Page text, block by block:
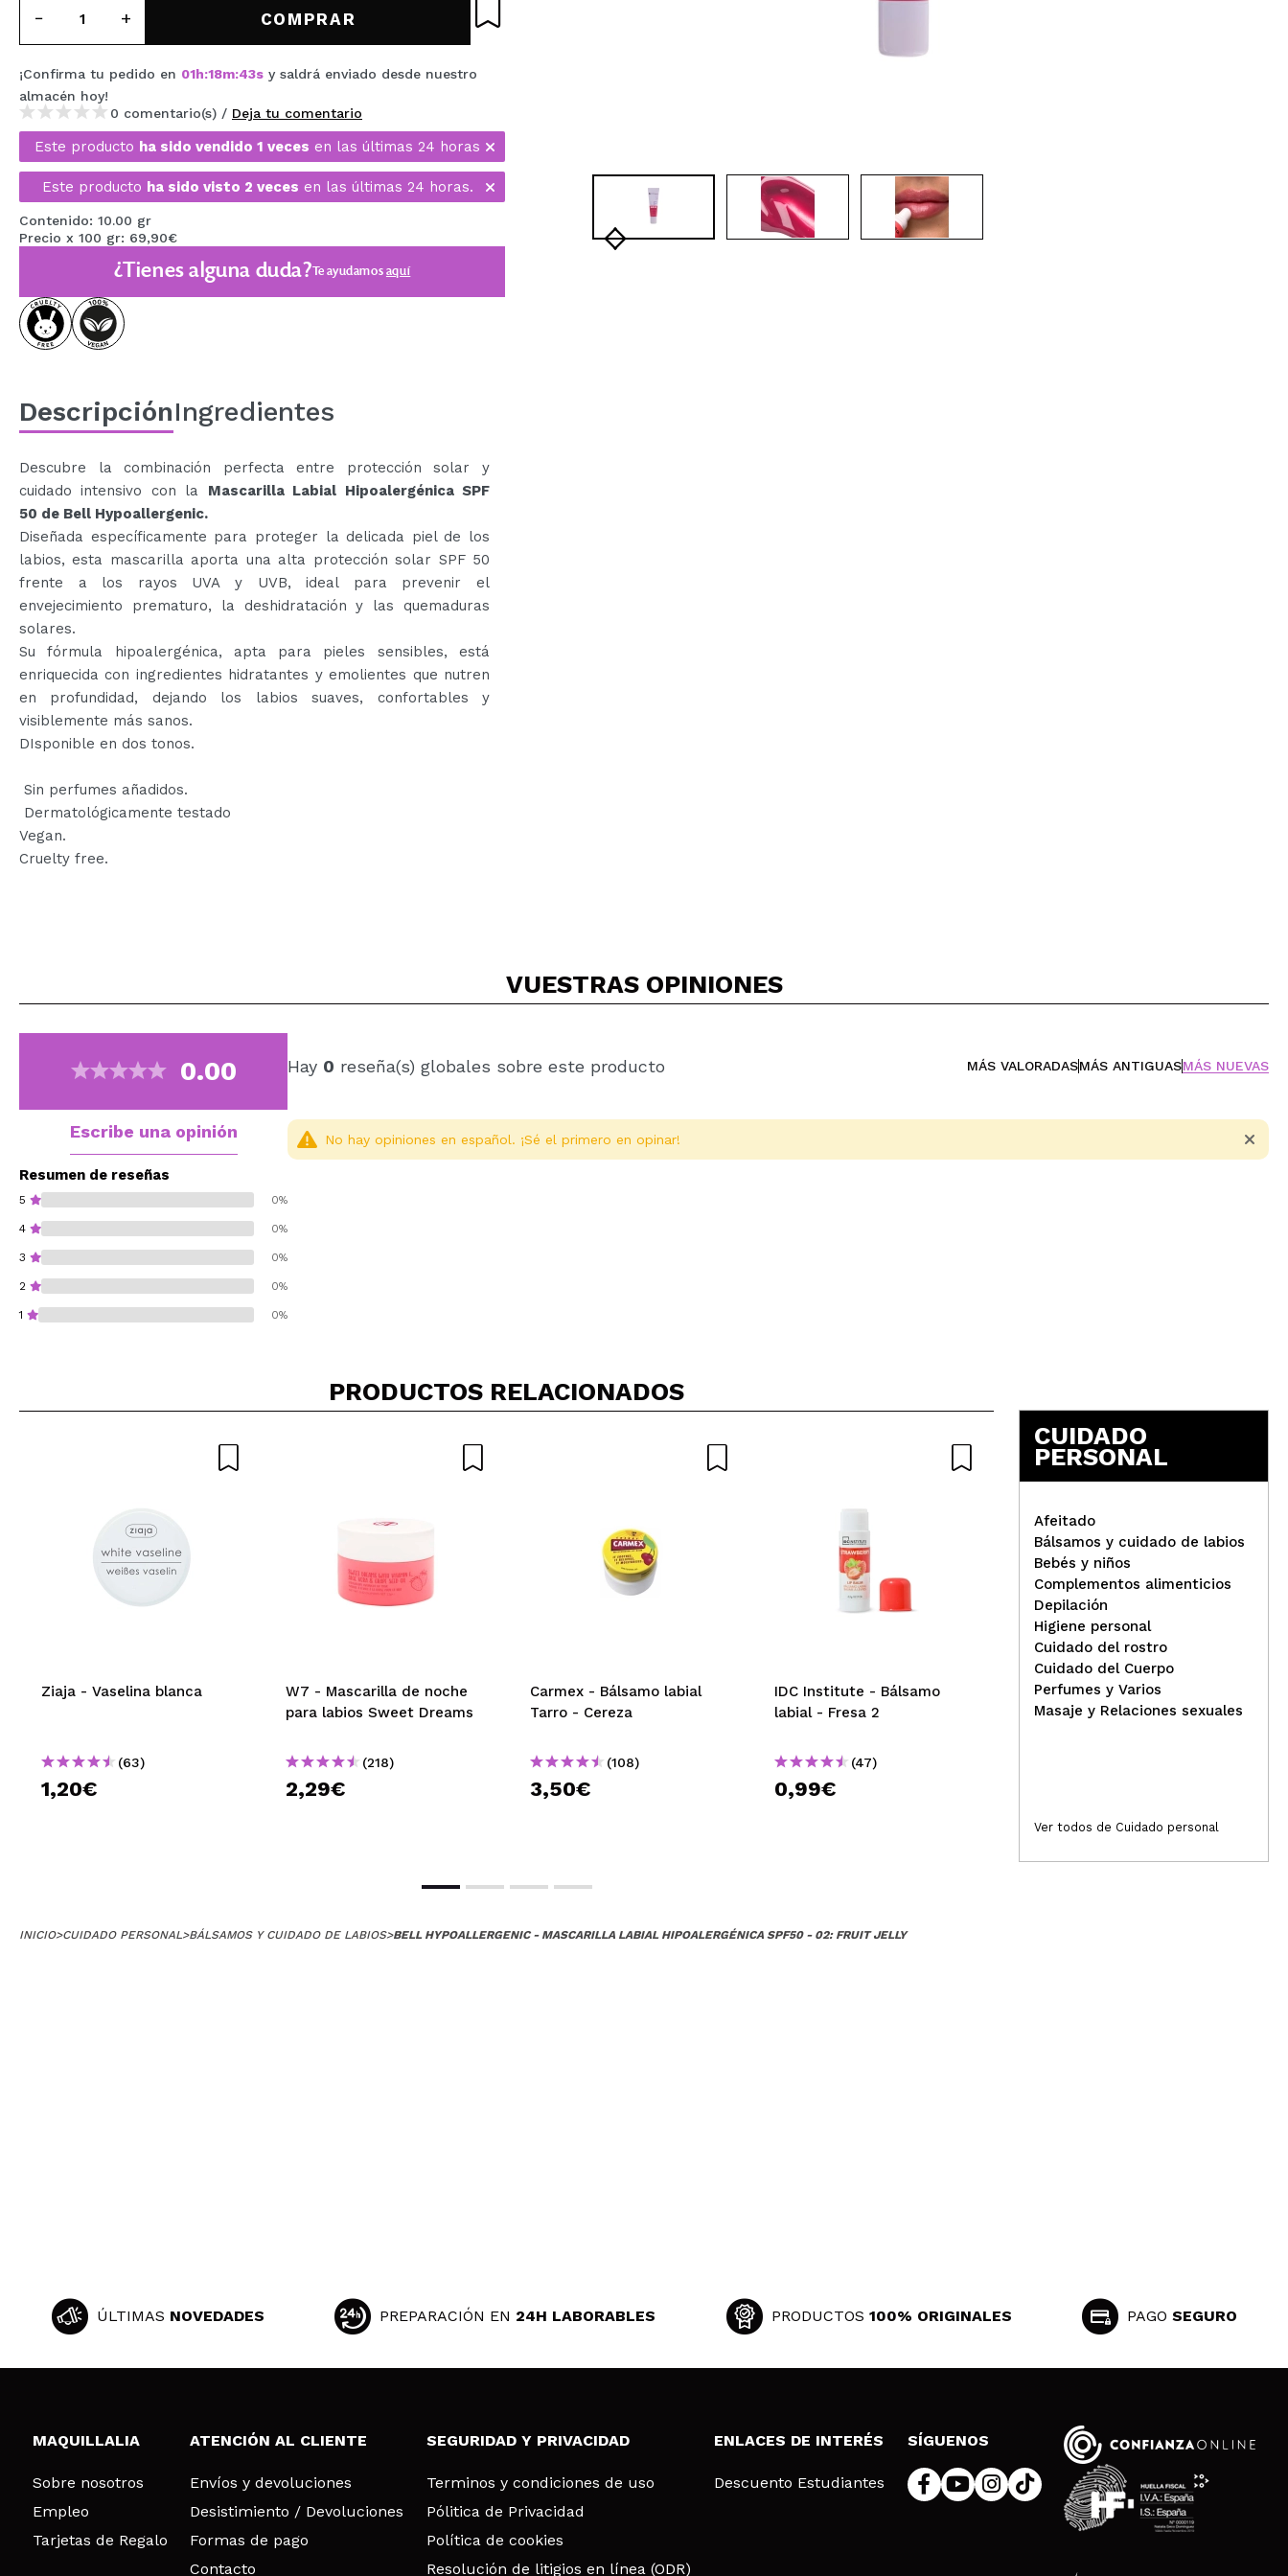
MAQUIFARMA
TRAVEL SIZE
NATURE
OFERTAS
OUTLET
¡HAN VUELTO!
PRÓXIMAMENTE
BLOG
CREAR CUENTA
COMPRAR
¡Confirma tu pedido en 01h:18m:43s y saldrá enviado desde nuestro
almacén hoy!
0 comentario(s) / Deja tu comentario
Este producto ha sido vendido 1 veces en las últimas 24 horas
Este producto ha sido visto 2 veces en las últimas 24 horas.
Contenido: 10.00 gr
Precio x 100 gr: 69,90€
¿Tienes alguna duda?Te ayudamosaquí
DescripciónIngredientes
Descubre la combinación perfecta entre protección solar y
cuidado intensivo con la Mascarilla Labial Hipoalergénica SPF
50 de Bell Hypoallergenic.
Diseñada específicamente para proteger la delicada piel de los
labios, esta mascarilla aporta una alta protección solar SPF 50
frente a los rayos UVA y UVB, ideal para prevenir el
envejecimiento prematuro, la deshidratación y las quemaduras
solares.
Su fórmula hipoalergénica, apta para pieles sensibles, está
enriquecida con ingredientes hidratantes y emolientes que nutren
en profundidad, dejando los labios suaves, confortables y
visiblemente más sanos.
DIsponible en dos tonos.
Sin perfumes añadidos.
Dermatológicamente testado
Vegan.
Cruelty free.
VUESTRAS OPINIONES
0.00
Escribe una opinión
Resumen de reseñas
5 0%
4 0%
3 0%
2 0%
1 0%
Hay 0 reseña(s) globales sobre este producto MÁS VALORADASMÁS ANTIGUASMÁS NUEVAS
No hay opiniones en español. ¡Sé el primero en opinar!
PRODUCTOS RELACIONADOS
Ziaja - Vaselina blanca
(63)
1,20€
W7 - Mascarilla de noche
para labios Sweet Dreams
(218)
2,29€
Carmex - Bálsamo labial
Tarro - Cereza
(108)
3,50€
IDC Institute - Bálsamo
labial - Fresa 2
(47)
0,99€
IDC Institute - Bálsamo
labial - Coco 2
CUIDADO
PERSONAL
Afeitado
Bálsamos y cuidado de labios
Bebés y niños
Complementos alimenticios
Depilación
Higiene personal
Cuidado del rostro
Cuidado del Cuerpo
Perfumes y Varios
Masaje y Relaciones sexuales
Ver todos de Cuidado personal
INICIO>CUIDADO PERSONAL >BÁLSAMOS Y CUIDADO DE LABIOS>BELL HYPOALLERGENIC - MASCARILLA LABIAL HIPOALERGÉNICA SPF50 - 02: FRUIT JELLY
ÚLTIMAS NOVEDADES PREPARACIÓN EN 24H LABORABLES PRODUCTOS 100% ORIGINALES PAGO SEGURO
MAQUILLALIA
Sobre nosotros
Empleo
Tarjetas de Regalo
ATENCIÓN AL CLIENTE
Envíos y devoluciones
Desistimiento / Devoluciones
Formas de pago
Contacto
SEGURIDAD Y PRIVACIDAD
Terminos y condiciones de uso
Pólitica de Privacidad
Política de cookies
Resolución de litigios en línea (ODR)
ENLACES DE INTERÉS
Descuento Estudiantes
SÍGUENOS